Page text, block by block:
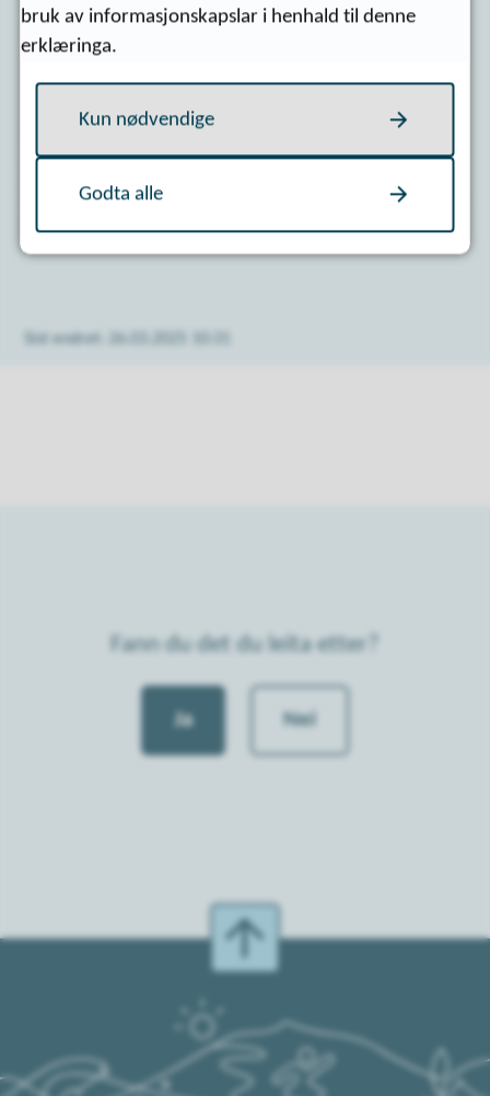
247261_1_1.PDF.pdf(PDF, 351 kB)
Innspel til plana kan sendas til
post@surnadal.kommune.no
eller til Surnadal
kommune, Bårdshaugvegen1, 6650 Surnadal, innan
09.05.2025
Sist endret
Fann du det du leita etter?
Ja Nei
bruk av informasjonskapslar i henhald til denne
erklæringa.
Kun nødvendige
Godta alle